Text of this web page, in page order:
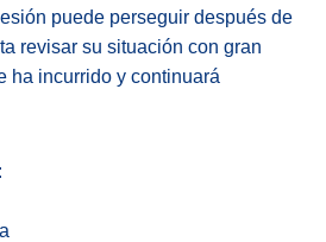
puede perseguir después de
revisar su situación con gran
ha incurrido y continuará